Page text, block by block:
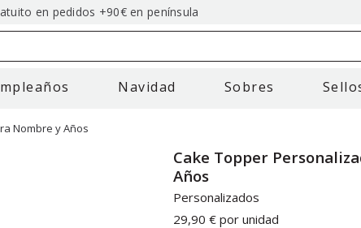
en pedidos +90€ en península
Navidad Sobres
Nombre y Años
Cake Topper
Años
Personalizados
29,90 € por unidad